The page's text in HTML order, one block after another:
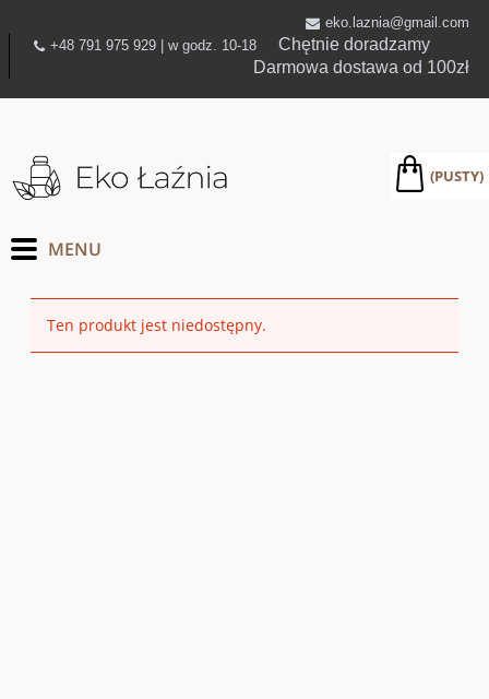
eko.laznia@gmail.com
+48 791 975 929 | w godz. 10-18 Chętnie doradzamy
Darmowa dostawa od 100zł
(PUSTY)
Ten produkt jest niedostępny.